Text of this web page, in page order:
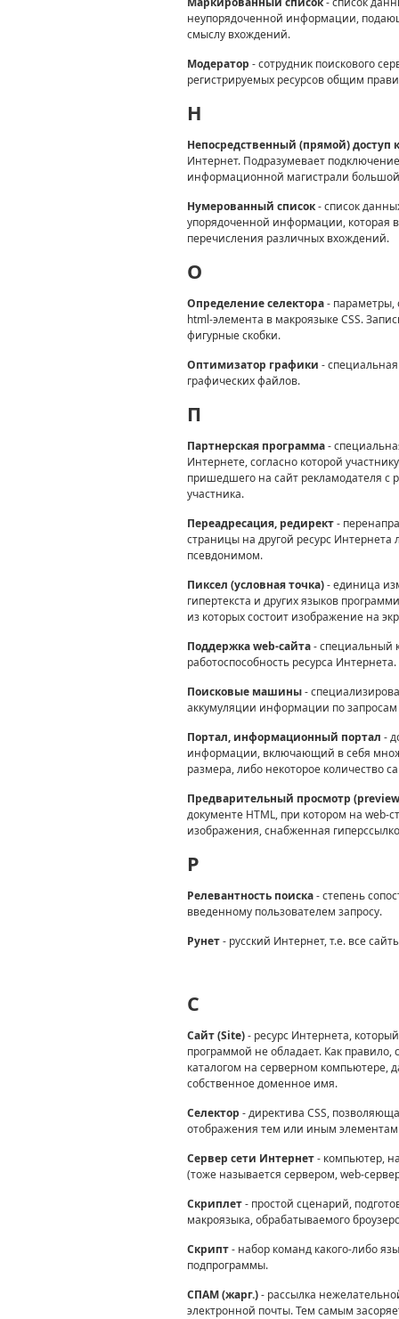
неупорядоченной информации,
смыслу вхождений.
Модератор - сотрудник поискового
регистрируемых ресурсов общим
H
Непосредственный (прямой) доступ
Интернет. Подразумевает
информационной магистрали большой
Нумерованный список- список
упорядоченной информации, которая
перечисления различных вхождений.
O
Определение селектора- параметры,
html-элемента в макроязыке CSS.
фигурные скобки.
Оптимизатор графики -
графических файлов.
П
Партнерская программа-
Интернете, согласно которой
пришедшего на сайт рекламодателя с
участника.
Переадресация, редирект-
страницы на другой ресурс
псевдонимом.
Пиксел (условная точка)- единица
гипертекста и других языков
из которых состоит изображение на
Поддержка web-сайта- специальный
работоспособность ресурса Интернета.
Поисковые машины-
аккумуляции информации по запросам
Портал, информационный портал -
информации, включающий в себя
размера, либо некоторое количество
Предварительный просмотр
документе HTML, при котором на
изображения, снабженная
P
Релевантность поиска- степень
введенному пользователем запросу.
Рунет- русский Интернет, т.е. все
C
Сайт (Site)- ресурс Интернета,
программой не обладает. Как правило,
каталогом на серверном компьютере,
собственное доменное имя.
Селектор - директива CSS,
отображения тем или иным элементам
Сервер сети Интернет- компьютер,
(тоже называется сервером, web-
Скриплет- простой сценарий,
макроязыка, обрабатываемого
Скрипт- набор команд какого-либо
подпрограммы.
СПАМ (жарг.)- рассылка
электронной почты. Тем самым